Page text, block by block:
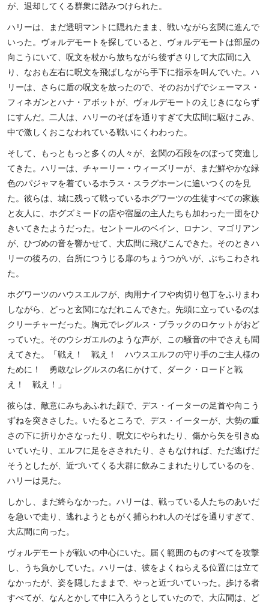
が、退却してくる群衆に踏みつけられた。
ハリーは、まだ透明マントに隠れたまま、戦いながら玄関に進んで
いった。ヴォルデモートを探していると、ヴォルデモートは部屋の
向こうにいて、呪文を杖から放ちながら後ずさりして大広間に入
り、なおも左右に呪文を飛ばしながら手下に指示を叫んでいた。ハ
リーは、さらに盾の呪文を放ったので、そのおかげでシェーマス・
フィネガンとハナ・アボットが、ヴォルデモートのえじきにならず
にすんだ。二人は、ハリーのそばを通りすぎて大広間に駆けこみ、
中で激しくおこなわれている戦いにくわわった。
そして、もっともっと多くの人々が、玄関の石段をのぼって突進し
てきた。ハリーは、チャーリー・ウィーズリーが、まだ鮮やかな緑
色のパジャマを着ているホラス・スラグホーンに追いつくのを見
た。彼らは、城に残って戦っているホグワーツの生徒すべての家族
と友人に、ホグズミードの店や宿屋の主人たちも加わった一団をひ
きいてきたようだった。セントールのベイン、ロナン、マゴリアン
が、ひづめの音を響かせて、大広間に飛びこんできた。そのときハ
リーの後ろの、台所につうじる扉のちょうつがいが、ぶちこわされ
た。
ホグワーツのハウスエルフが、肉用ナイフや肉切り包丁をふりまわ
しながら、どっと玄関になだれこんできた。先頭に立っているのは
クリーチャーだった。胸元でレグルス・ブラックのロケットがおど
っていた。そのウシガエルのような声が、この騒音の中でさえも聞
えてきた。「戦え！ 戦え！ ハウスエルフの守り手のご主人様の
ために！ 勇敢なレグルスの名にかけて、ダーク・ロードと戦
え！ 戦え！」
彼らは、敵意にみちあふれた顔で、デス・イーターの足首や向こう
ずねを突きさした。いたるところで、デス・イーターが、大勢の重
さの下に折りかさなったり、呪文にやられたり、傷から矢を引きぬ
いていたり、エルフに足をさされたり、さもなければ、ただ逃げだ
そうとしたが、近づいてくる大群に飲みこまれたりしているのを、
ハリーは見た。
しかし、まだ終らなかった。ハリーは、戦っている人たちのあいだ
を急いで走り、逃れようともがく捕らわれ人のそばを通りすぎて、
大広間に向った。
ヴォルデモートが戦いの中心にいた。届く範囲のものすべてを攻撃
し、うち負かしていた。ハリーは、彼をよくねらえる位置には立て
なかったが、姿を隠したままで、やっと近づいていった。歩ける者
すべてが、なんとかして中に入ろうとしていたので、大広間は、ど